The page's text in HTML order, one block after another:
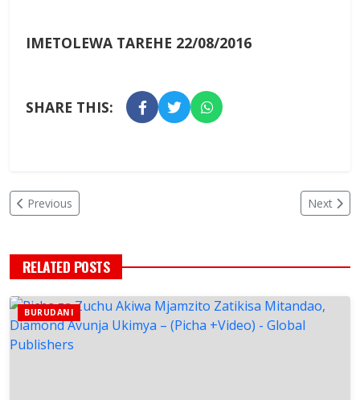
IMETOLEWA TAREHE 22/08/2016
SHARE THIS:
Previous Next
RELATED POSTS
BURUDANI